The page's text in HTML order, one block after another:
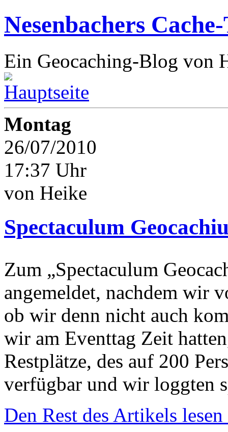
Nesenbachers
Ein Geocaching-Blog von
Montag
26/07/2010
17:37 Uhr
von Heike
Spectaculum
Zum „Spectaculum
angemeldet, nachdem wir
ob wir denn nicht auch
wir am Eventtag Zeit
Restplätze, des auf 200
verfügbar und wir loggten
Den Rest des Artikels lesen